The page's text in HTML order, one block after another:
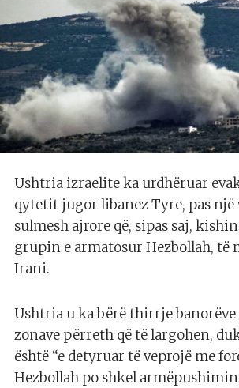
Ushtria izraelite ka urdhëruar
qytetit jugor libanez Tyre, pas një
sulmesh ajrore që, sipas saj,
grupin e armatosur Hezbollah, të
Irani.
Ushtria u ka bërë thirrje banorëve
zonave përreth që të largohen,
është “e detyruar të veprojë me
Hezbollah po shkel